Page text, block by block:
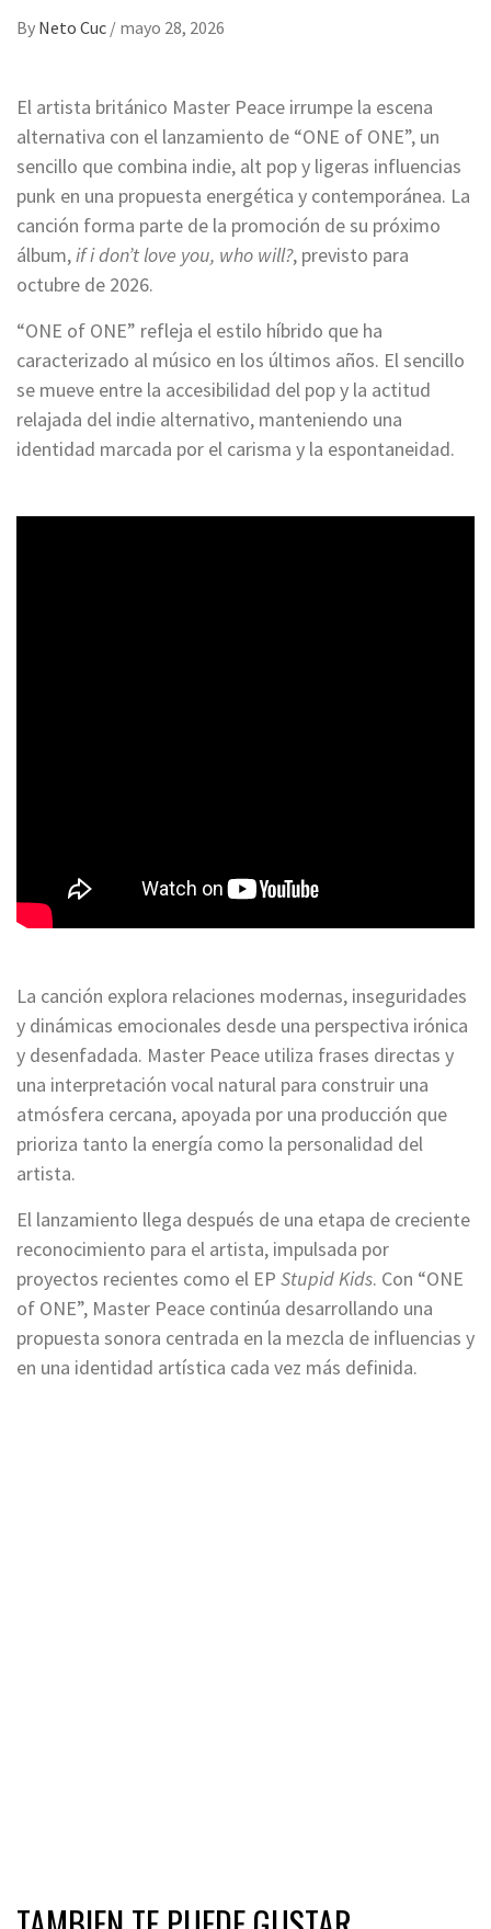
By Neto Cuc / mayo 28, 2026
El artista británico Master Peace irrumpe la escena
alternativa con el lanzamiento de “ONE of ONE”, un
sencillo que combina indie, alt pop y ligeras influencias
punk en una propuesta energética y contemporánea. La
canción forma parte de la promoción de su próximo
álbum,if i don’t love you, who will?, previsto para
octubre de 2026.
“ONE of ONE” refleja el estilo híbrido que ha
caracterizado al músico en los últimos años. El sencillo
se mueve entre la accesibilidad del pop y la actitud
relajada del indie alternativo, manteniendo una
identidad marcada por el carisma y la espontaneidad.
La canción explora relaciones modernas, inseguridades
y dinámicas emocionales desde una perspectiva irónica
y desenfadada. Master Peace utiliza frases directas y
una interpretación vocal natural para construir una
atmósfera cercana, apoyada por una producción que
prioriza tanto la energía como la personalidad del
artista.
El lanzamiento llega después de una etapa de creciente
reconocimiento para el artista, impulsada por
proyectos recientes como el EP Stupid Kids. Con “ONE
of ONE”, Master Peace continúa desarrollando una
propuesta sonora centrada en la mezcla de influencias y
en una identidad artística cada vez más definida.